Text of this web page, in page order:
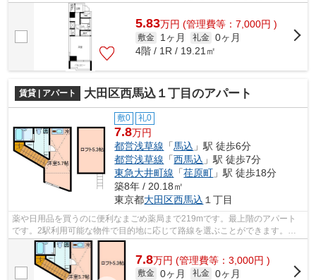
保ちます。駅まで3分と、駅近でアク...
5.83万円 (管理費等：7,000円 )
敷金 1ヶ月 礼金 0ヶ月
4階 / 1R / 19.21㎡
賃貸 | アパート 大田区西馬込１丁目のアパート
敷0 礼0
7.8万円
都営浅草線 「馬込 」駅 徒歩6分
都営浅草線 「西馬込 」駅 徒歩7分
東急大井町線 「荏原町 」駅 徒歩18分
築8年 / 20.18㎡
東京都大田区西馬込 １丁目
薬や日用品を買うのに便利なまごめ薬局まで219mです。最上階のアパート
です。2駅利用可能な物件で目的地に応じて路線を選ぶことができます。駅
から徒歩6分の物件で、アクセス良好です...
7.8万円 (管理費等：3,000円 )
敷金 0ヶ月 礼金 0ヶ月